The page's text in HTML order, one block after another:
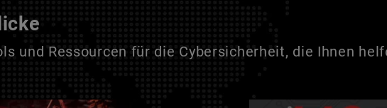
und Ressourcen für die Cybersicherheit, die Ihnen